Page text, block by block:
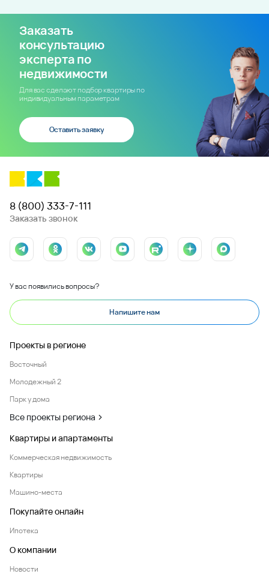
Заказать
консультацию
эксперта по
недвижимости
Для вас сделают подбор квартиры по
индивидуальным параметрам
Оставить заявку
8 (800) 333-7-111
Заказать звонок
У вас появились вопросы?
Напишите нам
Проекты в регионе
Восточный
Молодежный 2
Парк у дома
Все проекты региона
Квартиры и апартаменты
Коммерческая недвижимость
Квартиры
Машино-места
Покупайте онлайн
Ипотека
О компании
Новости